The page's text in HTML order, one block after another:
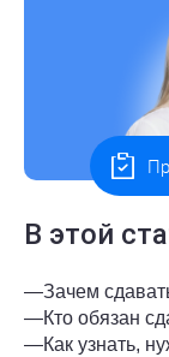
В этой
—Зачем
—Кто обязан
—Как узнать,